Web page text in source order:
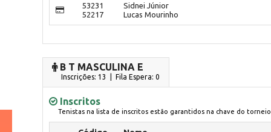
53231
52217
Sidnei Júnior
Lucas Mourinho
B T MASCULINA E
Inscrições: 13 | Fila Espera: 0
Inscritos
Tenistas na lista de inscritos estão garantidos na chave do torneio